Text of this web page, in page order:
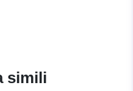
simili